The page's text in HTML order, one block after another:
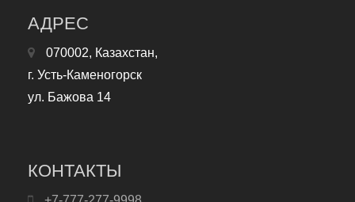
АДРЕС
070002, Казахстан,
г. Усть-Каменогорск
ул. Бажова 14
КОНТАКТЫ